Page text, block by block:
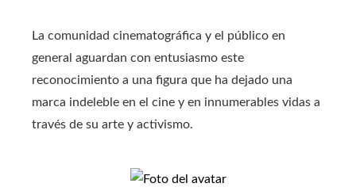
La comunidad cinematográfica y el público en
general aguardan con entusiasmo este
reconocimiento a una figura que ha dejado una
marca indeleble en el cine y en innumerables vidas a
través de su arte y activismo.